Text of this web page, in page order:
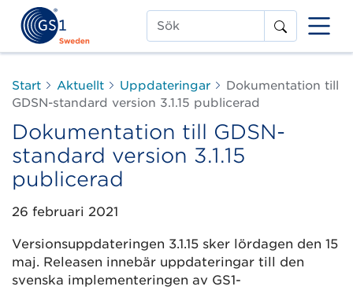
Sök
Start Aktuellt Uppdateringar
Dokumentation till
GDSN-standard version 3.1.15 publicerad
Dokumentation till GDSN-
standard version 3.1.15
publicerad
26 februari 2021
Versionsuppdateringen 3.1.15 sker lördagen den 15
maj. Releasen innebär uppdateringar till den
svenska implementeringen av GS1-